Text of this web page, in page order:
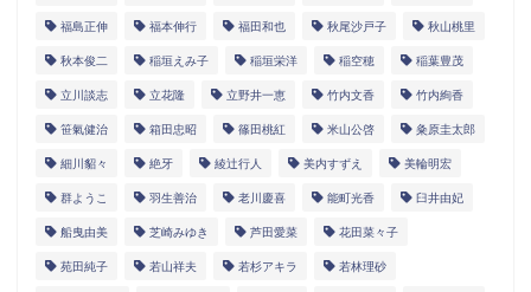
福島正伸 福本伸行 福田和也 秋尾沙戸子 秋山桃里
秋本俊二 稲垣えみ子 稲垣栄洋 稲空穂 稲葉豊茂
立川談志 立花隆 立野井一恵 竹内文香 竹内絢香
笹氣健治 箱田忠昭 篠田桃紅 米山公啓 粂原圭太郎
細川貂々 絶牙 綾辻行人 美内すずえ 美輪明宏
群ようこ 羽生善治 老川慶喜 能町光香 臼井由妃
船曳由美 芝崎みゆき 芦田愛菜 花田菜々子
苑田純子 若山祥夫 若杉アキラ 若林理砂